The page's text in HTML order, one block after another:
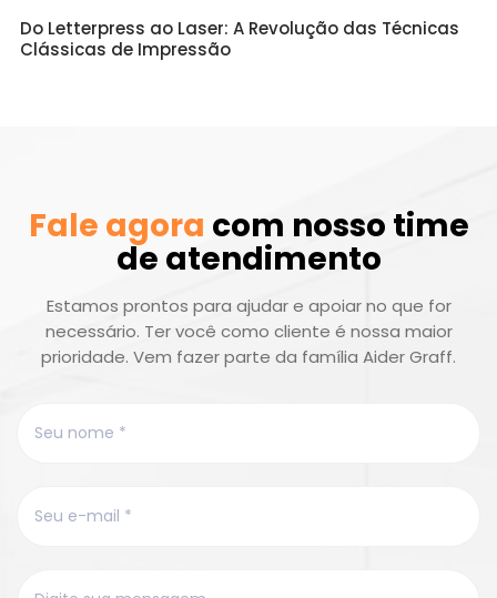
Do Letterpress ao Laser: A Revolução das Técnicas
Clássicas de Impressão
Fale agora com nosso time
de atendimento
Estamos prontos para ajudar e apoiar no que for
necessário. Ter você como cliente é nossa maior
prioridade. Vem fazer parte da família Aider Graff.